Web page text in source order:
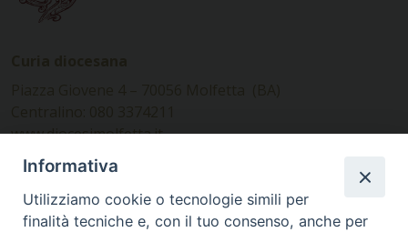
www.diocesimolfetta.it –
diocesimolfetta@pec.chiesacattolica.it
Ufficio Comunicazioni sociali
Informativa
Utilizziamo cookie o tecnologie simili per
finalità tecniche e, con il tuo consenso, anche per